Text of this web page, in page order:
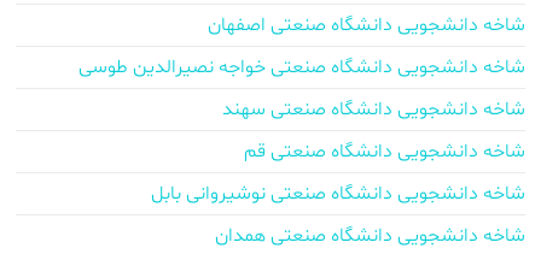
شاخه دانشجویی دانشگاه صنعتی اصفهان
شاخه دانشجویی دانشگاه صنعتی خواجه نصیرالدین طوسی
شاخه دانشجویی دانشگاه صنعتی سهند
شاخه دانشجویی دانشگاه صنعتی قم
شاخه دانشجویی دانشگاه صنعتی نوشیروانی بابل
شاخه دانشجویی دانشگاه صنعتی همدان